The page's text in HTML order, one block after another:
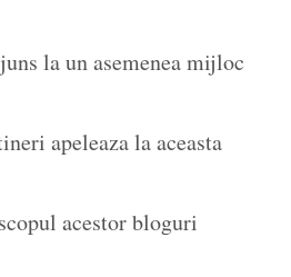
la un asemenea mijloc
apeleaza la aceasta
acestor bloguri